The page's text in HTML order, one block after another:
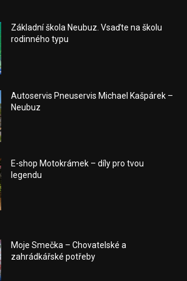
Základní škola Neubuz. Vsaďte na školu
rodinného typu
Autoservis Pneuservis Michael Kašpárek –
Neubuz
E-shop Motokrámek – díly pro tvou
legendu
Moje Smečka – Chovatelské a
zahrádkářské potřeby